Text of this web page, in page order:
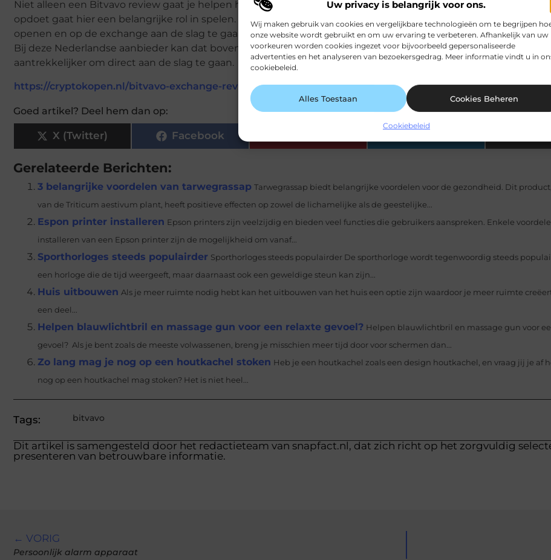
Uw privacy is belangrijk voor ons.
Wij maken gebruik van cookies en vergelijkbare technologieën om te begrijpen
onze website wordt gebruikt en om uw ervaring te verbeteren. Afhankelijk van uw
voorkeuren worden cookies ingezet voor bijvoorbeeld gepersonaliseerde
advertenties en het analyseren van bezoekersgedrag. Meer informatie vindt u in
cookiebeleid.
Alles Toestaan Cookies Beheren
Cookiebeleid
Niet alleen een Bitvavo review gaat je helpen het platform goed in te schatten en te begrijpen. Ook de kennis
opdoet gaat hier een belangrijke rol in spelen. Daarom is het dus ook aan te raden om vooral ook zelf een
openen en op de exchange aan de slag te gaan. Op die manier kan je pas echt ervaren of het ook voor jou
Bij deze Nederlandse aanbieder kan dat bovendien ook nog eens heel gemakkelijk. Dat maakt het alleen maar
aantrekkelijker om direct aan de slag te gaan.
https://cryptokopen.nl/bitvavo-exchange-review-betrouwbaar-en-ervaring/
Goed artikel? Deel hem dan op:
X (Twitter) Facebook
Gerelateerde Berichten:
3 belangrijke voordelen van tarwegrassap Tarwegrassap biedt belangrijke voordelen voor de gezondheid. Dit
van de Triticum aestivum plant, heeft positieve effecten op zowel de lichamelijke als de geestelijke...
Espon printer installeren Epson printers zijn veelzijdig en bieden veel functies die gebruikers aanspreken. Enkele
installeren van een Epson printer zijn de mogelijkheid om vanaf...
Sporthorloges steeds populairder Sporthorloges steeds populairder De sporthorloge wordt tegenwoordig steeds
een horloge die de tijd weergeeft, maar daarnaast ook een geweldige steun kan zijn...
Huis uitbouwen Als je meer ruimte nodig hebt kan het uitbouwen van het huis een optie zijn waardoor je meer ruimte
een deel...
Helpen blauwlichtbril en massage gun voor een relaxte gevoel? Helpen blauwlichtbril en massage gun voor
gevoel? Als je bent zoals de meeste volwassenen, breng je misschien meer tijd door voor schermen dan...
Zo lang mag je nog op een houtkachel stoken Heb je een houtkachel zoals een design houtkachel, en vraag jij je af
nog op een houtkachel mag stoken? Het is niet heel...
Tags: bitvavo
Dit artikel is samengesteld door het redactieteam van snapfact.nl, dat zich richt op het zorgvuldig
presenteren van betrouwbare informatie.
← VORIG
Persoonlijk alarm apparaat